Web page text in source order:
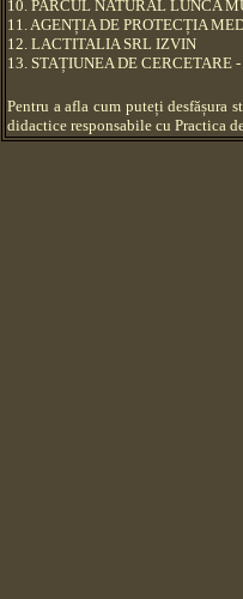
10. PARCUL NATURAL LUNCA
11. AGENȚIA DE PROTECȚIA
12. LACTITALIA SRL IZVIN
13. STAȚIUNEA DE CERCETARE
Pentru a afla cum puteți
didactice responsabile cu Practica